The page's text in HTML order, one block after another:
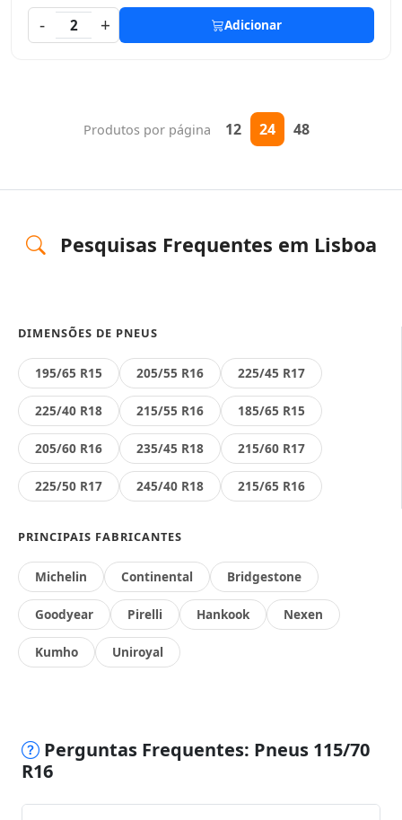
-
2 + Adicionar
Produtos por página 12 24 48
Pesquisas Frequentes em Lisboa
DIMENSÕES DE PNEUS
195/65 R15 205/55 R16 225/45 R17
225/40 R18 215/55 R16 185/65 R15
205/60 R16 235/45 R18 215/60 R17
225/50 R17 245/40 R18 215/65 R16
PRINCIPAIS FABRICANTES
Michelin Continental Bridgestone
Goodyear Pirelli Hankook Nexen
Kumho Uniroyal
Perguntas Frequentes: Pneus 115/70
R16